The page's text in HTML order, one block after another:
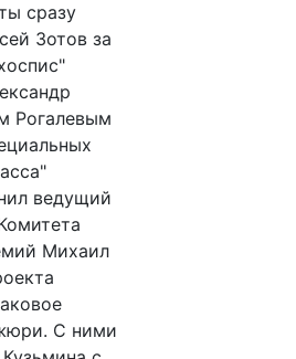
сразу
Зотов за
Рогалевым
ведущий
Михаил
С ними